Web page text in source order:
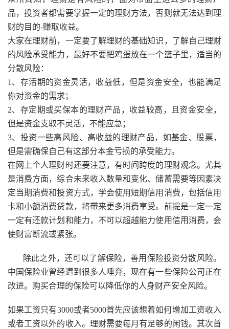
品，投资者都需要掌握一定的理财方法，否则就无法达到理
财的目的-赚取收益。
大家在理财前，一定要了解理财的基础知识，了解自己理财
的风险承受能力，最好不要把鸡蛋放在一个篮子里，适当的
分散风险：
1、存活期的资金灵活，收益低，但是资金安全，也能满足
你对资金的需求；
2、存定期或买保本的理财产品，收益较高，且资金安全，
但是资金支取不灵活，不能应急；
3、投资一些高风险、高收益的理财产品，如基金、股票，
但是需确保自己有这部分本金亏损的承受能力。
在网上个人理财时还要注意，有时间跨度的理财观念。尤其
是消费方面，综合未来收入数量和变化、储蓄需要等因素决
定当期消费和投资方式，学会使用短期信用消费，包括信用
卡和小额消费贷款，将带来更多消费享受。前提是一定一定
一定有还款计划和能力，不可以超越能力使用信用消费，会
使财富断流或紧张。
除此之外，还可以了解保险，善用保险投资分散风险。
中国保险业曾经遭到很多人唾弃，现在有一些保险公司正在
改进。购买合理的保险可以降低你的人身财产安全风险。
如果工资只有3000或者5000首先应该想着如何增加工资收入
或者工资以外的收入。理财需要每月有足够的闲钱。其次首